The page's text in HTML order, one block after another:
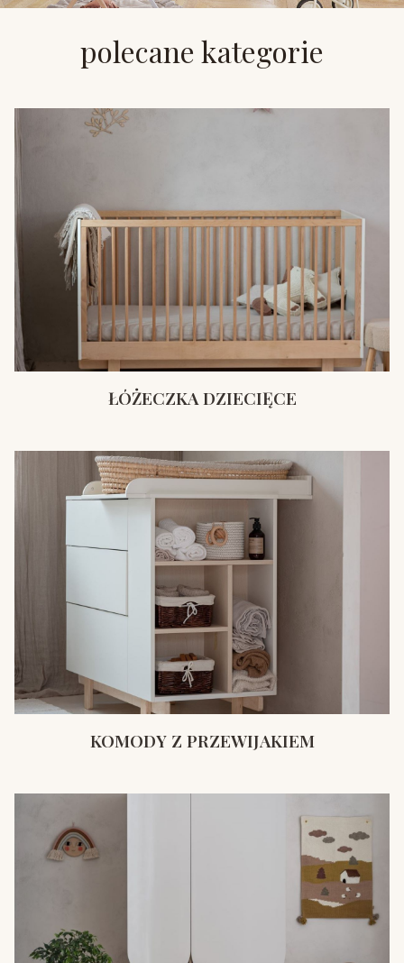
polecane kategorie
ŁÓŻECZKA DZIECIĘCE
KOMODY Z PRZEWIJAKIEM